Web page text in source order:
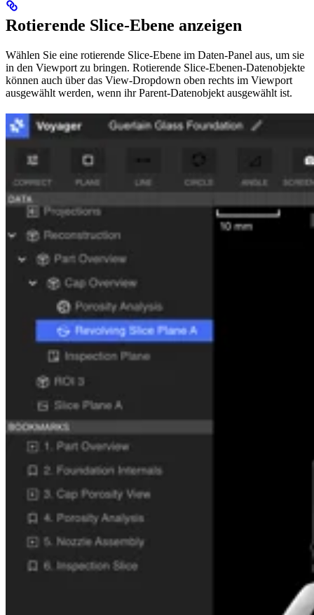
Rotierende Slice-Ebene anzeigen
Wählen Sie eine rotierende Slice-Ebene im Daten-Panel aus, um sie
in den Viewport zu bringen. Rotierende Slice-Ebenen-Datenobjekte
können auch über das View-Dropdown oben rechts im Viewport
ausgewählt werden, wenn ihr Parent-Datenobjekt ausgewählt ist.